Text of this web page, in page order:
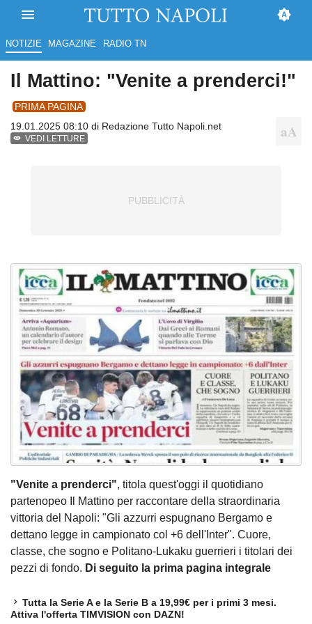
NOTIZIE MAGAZINE RADIO TN
Il Mattino: "Venite a prenderci!"
PRIMA PAGINA
19.01.2025 08:10 di Redazione Tutto Napoli.net
VEDI LETTURE
"Venite a prenderci", titola quest'oggi il quotidiano
partenopeo Il Mattino per raccontare della straordinaria
vittoria del Napoli: "Gli azzurri espugnano Bergamo e
dettano legge in campionato col +6 dell'Inter". Cuore,
classe, che sogno e Politano-Lukaku guerrieri i titolari dei
pezzi di fondo. Di seguito la prima pagina integrale
Tutta la Serie A e la Serie B a 19,99€ per i primi 3 mesi.
Attiva l'offerta TIMVISION con DAZN!